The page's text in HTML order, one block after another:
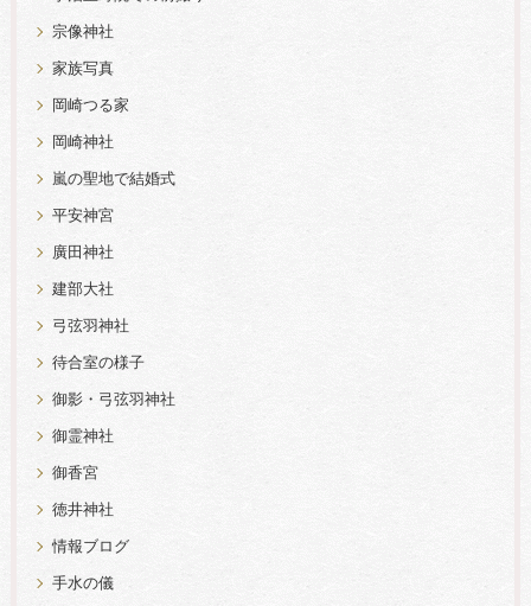
宗像神社
家族写真
岡崎つる家
岡崎神社
嵐の聖地で結婚式
平安神宮
廣田神社
建部大社
弓弦羽神社
待合室の様子
御影・弓弦羽神社
御霊神社
御香宮
徳井神社
情報ブログ
手水の儀